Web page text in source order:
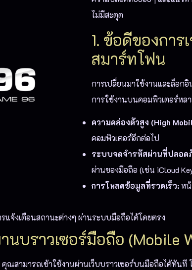
ไม่มีสะดุด
1. ข้อดีของกา
สมาร์ทโฟน
การเปลี่ยนมาใช้งานและล็อก
การใช้งานบนคอมพิวเตอร์หล
ความคล่องตัวสูง (High
คอมพิวเตอร์อีกต่อไป
ระบบจดจำรหัสผ่านที่ปลอด
ผ่านของมือถือ (เช่น iCloud
การโหลดข้อมูลที่รวดเร็ว:หน้
แจ้งเตือนสถานะต่างๆ ผ่านระบบมือถือได้โดยตรง
บราวเซอร์มือถือ (Mobile
สามารถเข้าใช้งานผ่านเว็บบราวเซอร์บนมือถือได้ทัน